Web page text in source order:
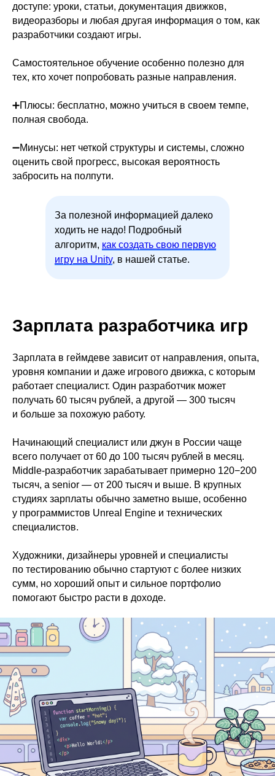
доступе: уроки, статьи, документация движков,
видеоразборы и любая другая информация о том, как
разработчики создают игры.
Самостоятельное обучение особенно полезно для
тех, кто хочет попробовать разные направления.
➕Плюсы: бесплатно, можно учиться в своем темпе,
полная свобода.
➖Минусы: нет четкой структуры и системы, сложно
оценить свой прогресс, высокая вероятность
забросить на полпути.
За полезной информацией далеко
ходить не надо! Подробный
алгоритм, как создать свою первую
игру на Unity, в нашей статье.
Зарплата разработчика игр
Зарплата в геймдеве зависит от направления, опыта,
уровня компании и даже игрового движка, с которым
работает специалист. Один разработчик может
получать 60 тысяч рублей, а другой — 300 тысяч
и больше за похожую работу.
Начинающий специалист или джун в России чаще
всего получает от 60 до 100 тысяч рублей в месяц.
Middle-разработчик зарабатывает примерно 120−200
тысяч, а senior — от 200 тысяч и выше. В крупных
студиях зарплаты обычно заметно выше, особенно
у программистов Unreal Engine и технических
специалистов.
Художники, дизайнеры уровней и специалисты
по тестированию обычно стартуют с более низких
сумм, но хороший опыт и сильное портфолио
помогают быстро расти в доходе.